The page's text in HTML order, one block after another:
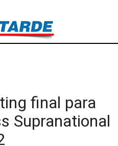
final para
Supranational